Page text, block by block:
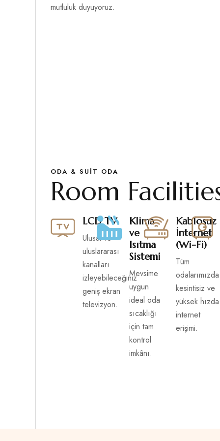
mutluluk duyuyoruz.
ODA & SUIT ODA
Room
LCD TV
Ulusal ve
uluslararası
kanalları
izleyebileceğiniz
geniş ekran
televizyon.
Klima
ve
Isıtma
Sistemi
Mevsime
uygun
ideal oda
sıcaklığı
için tam
kontrol
imkânı.
Kablosuz
İnternet
(Wi-Fi)
Tüm
odalarımızda
kesintisiz ve
yüksek hızda
internet
erişimi.